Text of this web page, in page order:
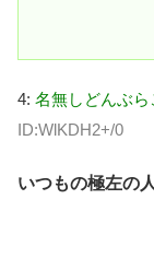
4: 名無しどんぶら
ID:WlKDH2+/0
いつもの極左の